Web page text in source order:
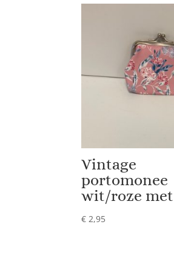
Vintage
portomonee
wit/roze
€ 2,95